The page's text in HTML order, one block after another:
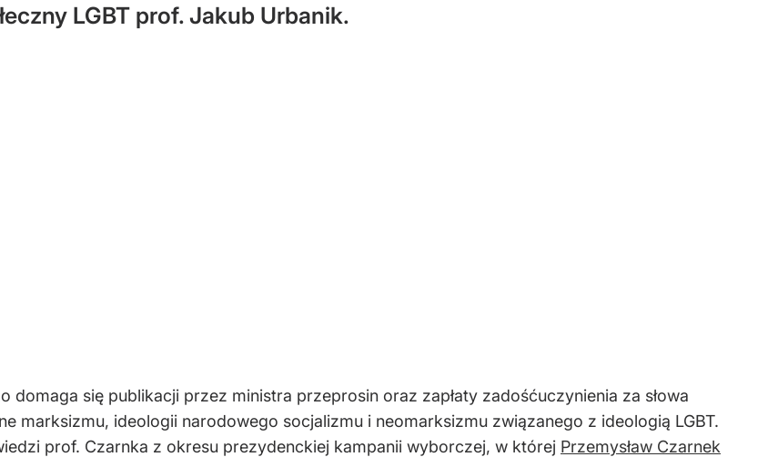
LGBT prof. Jakub Urbanik.
domaga się publikacji przez ministra przeprosin oraz zapłaty zadośćuczynienia za słowa
marksizmu, ideologii narodowego socjalizmu i neomarksizmu związanego z ideologią LGBT.
prof. Czarnka z okresu prezydenckiej kampanii wyborczej, w której Przemysław Czarnek